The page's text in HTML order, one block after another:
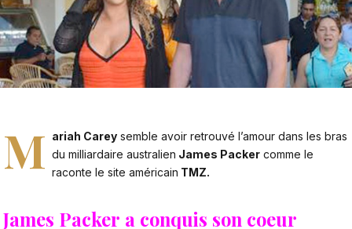
M ariah Carey semble avoir retrouvé l’amour dans les bras
du milliardaire australien James Packer comme le
raconte le site américain TMZ.
James Packer a conquis son coeur